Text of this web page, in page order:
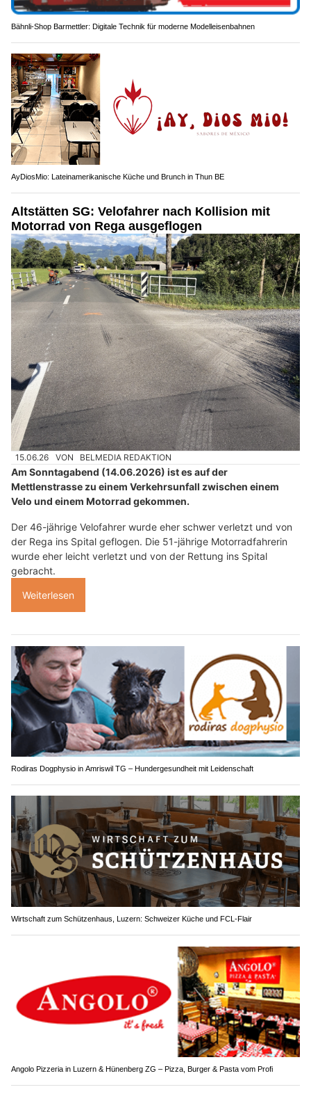
Bähnli-Shop Barmettler: Digitale Technik für moderne Modelleisenbahnen
AyDiosMio: Lateinamerikanische Küche und Brunch in Thun BE
Altstätten SG: Velofahrer nach Kollision mit
Motorrad von Rega ausgeflogen
15.06.26 VON BELMEDIA REDAKTION
Am Sonntagabend (14.06.2026) ist es auf der
Mettlenstrasse zu einem Verkehrsunfall zwischen einem
Velo und einem Motorrad gekommen.
Der 46-jährige Velofahrer wurde eher schwer verletzt und von
der Rega ins Spital geflogen. Die 51-jährige Motorradfahrerin
wurde eher leicht verletzt und von der Rettung ins Spital
gebracht.
Weiterlesen
Rodiras Dogphysio in Amriswil TG – Hundergesundheit mit Leidenschaft
Wirtschaft zum Schützenhaus, Luzern: Schweizer Küche und FCL-Flair
Angolo Pizzeria in Luzern & Hünenberg ZG – Pizza, Burger & Pasta vom Profi